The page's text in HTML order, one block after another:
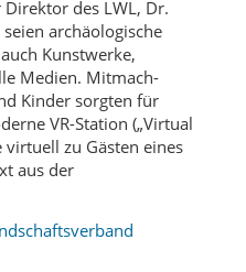
des LWL, Dr.
archäologische
Kunstwerke,
Medien. Mitmach-
Kinder sorgten für
VR-Station („Virtual
virtuell zu Gästen eines
aus der